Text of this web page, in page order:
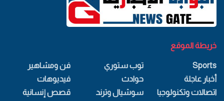
خريطة الموقع
Sports
أخبار عاجلة
اتصالات وتكنولوجيا
توب ستوري
حوادث
سوشيال وترند
فن ومشاهير
فيديوهات
قصص إنسانية